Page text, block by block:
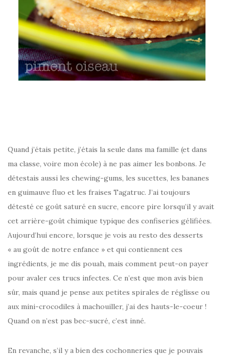
Quand j’étais petite, j’étais la seule dans ma famille (et dans
ma classe, voire mon école) à ne pas aimer les bonbons. Je
détestais aussi les chewing-gums, les sucettes, les bananes
en guimauve fluo et les fraises Tagatruc. J’ai toujours
détesté ce goût saturé en sucre, encore pire lorsqu’il y avait
cet arrière-goût chimique typique des confiseries gélifiées.
Aujourd’hui encore, lorsque je vois au resto des desserts
« au goût de notre enfance » et qui contiennent ces
ingrédients, je me dis pouah, mais comment peut-on payer
pour avaler ces trucs infectes. Ce n’est que mon avis bien
sûr, mais quand je pense aux petites spirales de réglisse ou
aux mini-crocodiles à machouiller, j’ai des hauts-le-coeur !
Quand on n’est pas bec-sucré, c’est inné.
En revanche, s’il y a bien des cochonneries que je pouvais